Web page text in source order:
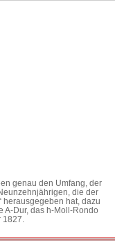
genau den Umfang, der
die der
herausgegeben hat, dazu
A-Dur, das h-Moll-Rondo